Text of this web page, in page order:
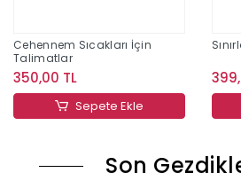
Cehennem Sıcakları İçin
Talimatlar
350,00 TL
Sepete Ekle
Son